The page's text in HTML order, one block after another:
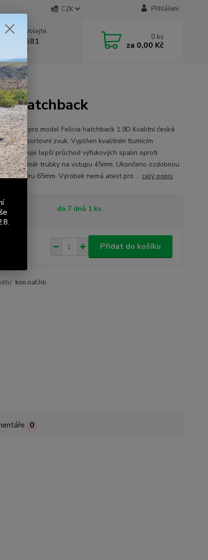
CZK Přihlášení
Zavolejte.
411 581
- 17:00
0 ks
za 0,00 Kč
hatchback
výfuku pro model Felicia hatchback 1.9D Kvalitní česká
sportovní zvuk. Vyplňen kvalitním tlumícím
Umožňuje lepší průchod výfukových spalin oproti
dílu. Průměr trubky na vstupu 45mm. Ukončeno ozdobnou
o průměru 65mm. Výrobek nemá atest pro ... celý popis
do 7 dnů 1 ks
Přidat do košíku
kon.naf.hb
0